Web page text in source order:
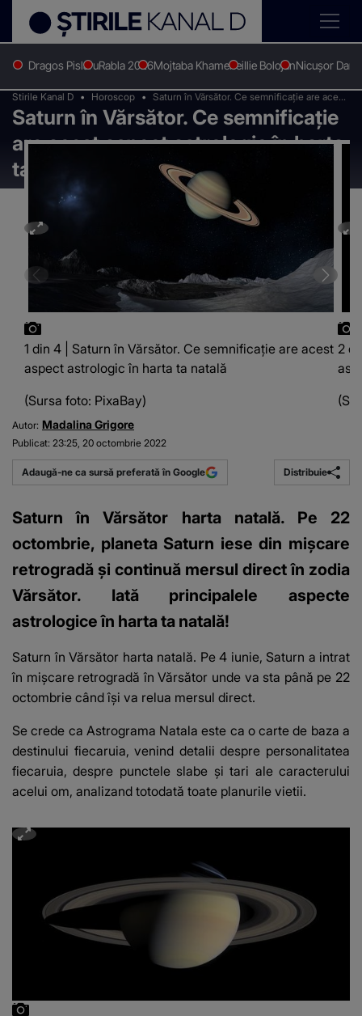
Dragos PislaruRabla 2026Mojtaba KhameneiIlie BolojanNicușor Dan
Stirile Kanal D Horoscop
Saturn în Vărsător. Ce semnificație are acest
aspect astrologic în harta ta natală
Saturn în Vărsător. Ce semnificație
are acest aspect astrologic în harta
ta natală
1 din 4 | Saturn în Vărsător. Ce semnificație are acest
aspect astrologic în harta ta natală
(Sursa foto: PixaBay)
2
Autor: Madalina Grigore
Publicat: 23:25, 20 octombrie 2022
Adaugă-ne ca sursă preferată în Google Distribuie
Saturn în Vărsător harta natală. Pe 22
octombrie, planeta Saturn iese din mișcare
retrogradă și continuă mersul direct în zodia
Vărsător. Iată principalele aspecte
astrologice în harta ta natală!
Saturn în Vărsător harta natală. Pe 4 iunie, Saturn a intrat
în mișcare retrogradă în Vărsător unde va sta până pe 22
octombrie când își va relua mersul direct.
Se crede ca Astrograma Natala este ca o carte de baza a
destinului fiecaruia, venind detalii despre personalitatea
fiecaruia, despre punctele slabe și tari ale caracterului
acelui om, analizand totodată toate planurile vietii.